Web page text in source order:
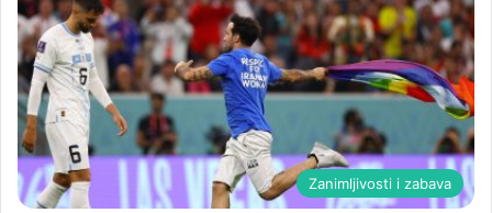
Zanimljivosti i zabava